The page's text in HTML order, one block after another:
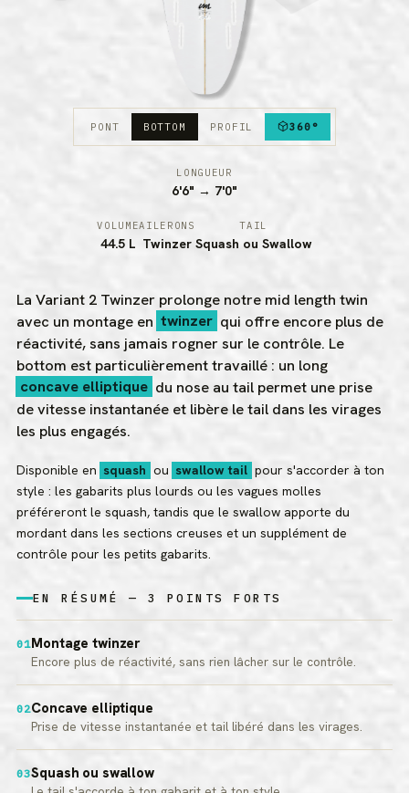
LONGUEUR
6'6" → 7'0"
PONT BOTTOM PROFIL 360°
VOLUME
44.5 L
AILERONS
Twinzer
TAIL
Squash ou Swallow
La Variant 2 Twinzer prolonge notre mid length twin
avec un montage en twinzer qui offre encore plus de
réactivité, sans jamais rogner sur le contrôle. Le
bottom est particulièrement travaillé : un long
concave elliptique du nose au tail permet une prise
de vitesse instantanée et libère le tail dans les virages
les plus engagés.
Disponible en squash ou swallow tail pour s'accorder à ton
style : les gabarits plus lourds ou les vagues molles
préféreront le squash, tandis que le swallow apporte du
mordant dans les sections creuses et un supplément de
contrôle pour les petits gabarits.
EN RÉSUMÉ — 3 POINTS FORTS
01Montage twinzer
Encore plus de réactivité, sans rien lâcher sur le contrôle.
02Concave elliptique
Prise de vitesse instantanée et tail libéré dans les virages.
03Squash ou swallow